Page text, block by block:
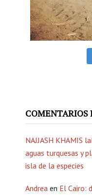
COMENTARIOS
NAJJASH KHAMIS
aguas turquesas y
isla de la especies
Andrea en El Cairo: